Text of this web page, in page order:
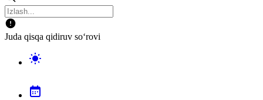
Juda qisqa qidiruv so‘rovi